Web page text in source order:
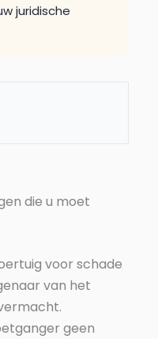
juridische
die u moet
voor schade
van het
geen